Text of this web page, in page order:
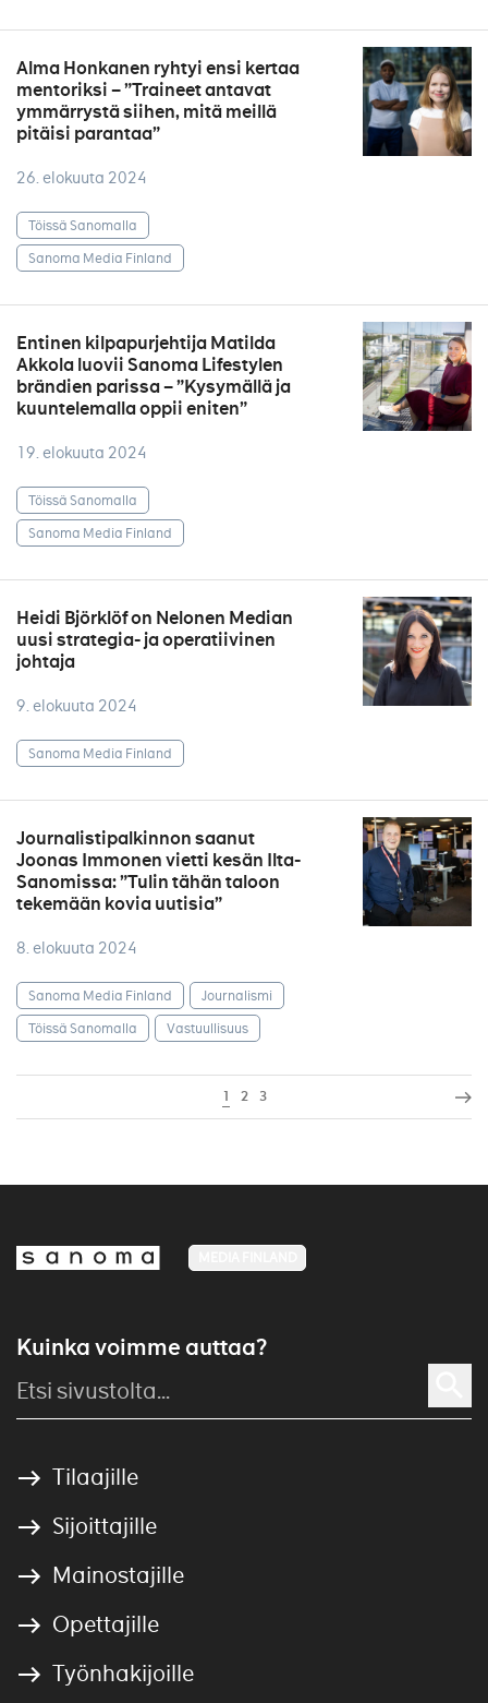
Alma Honkanen ryhtyi ensi kertaa
mentoriksi – ”Traineet antavat
ymmärrystä siihen, mitä meillä
pitäisi parantaa”
26. elokuuta 2024
Töissä Sanomalla
Sanoma Media Finland
Entinen kilpapurjehtija Matilda
Akkola luovii Sanoma Lifestylen
brändien parissa – ”Kysymällä ja
kuuntelemalla oppii eniten”
19. elokuuta 2024
Töissä Sanomalla
Sanoma Media Finland
Heidi Björklöf on Nelonen Median
uusi strategia- ja operatiivinen
johtaja
9. elokuuta 2024
Sanoma Media Finland
Journalistipalkinnon saanut
Joonas Immonen vietti kesän Ilta-
Sanomissa: ”Tulin tähän taloon
tekemään kovia uutisia”
8. elokuuta 2024
Sanoma Media Finland
Journalismi
Töissä Sanomalla
Vastuullisuus
1 2 3
Kuinka voimme auttaa?
Tilaajille
Sijoittajille
Mainostajille
Opettajille
Työnhakijoille